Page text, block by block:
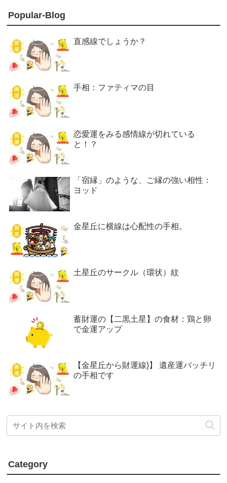
Popular-Blog
直感線でしょうか？
手相：ファティマの目
恋愛運をみる感情線が切れている
と！？
「宿縁」のような、ご縁の強い相性：
ヨッド
金星丘に横線は心配性の手相。
土星丘のサークル（環状）紋
蓄財運の【二黒土星】の食材：鶏と卵
で金運アップ
【金星丘から財運線}】 遺産運バッチリ
の手相です
Category